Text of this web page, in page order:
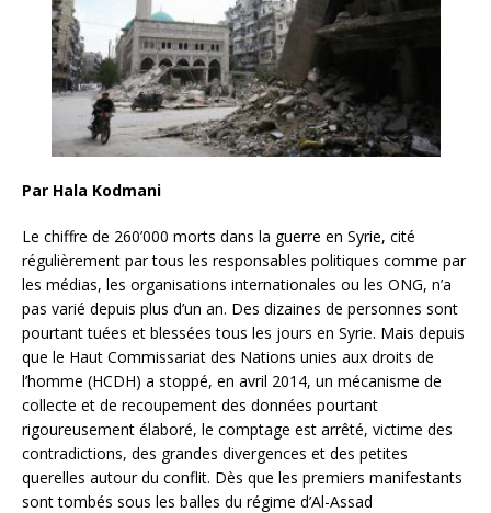
Par Hala Kodmani
Le chiffre de 260’000 morts dans la guerre en Syrie, cité
régulièrement par tous les responsables politiques comme par
les médias, les organisations internationales ou les ONG, n’a
pas varié depuis plus d’un an. Des dizaines de personnes sont
pourtant tuées et blessées tous les jours en Syrie. Mais depuis
que le Haut Commissariat des Nations unies aux droits de
l’homme (HCDH) a stoppé, en avril 2014, un mécanisme de
collecte et de recoupement des données pourtant
rigoureusement élaboré, le comptage est arrêté, victime des
contradictions, des grandes divergences et des petites
querelles autour du conflit. Dès que les premiers manifestants
sont tombés sous les balles du régime d’Al-Assad